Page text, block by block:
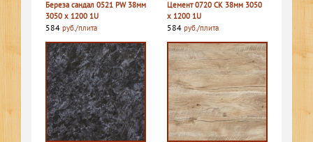
Береза сандал 0521 PW 38мм
3050 х 1200 1U
584 руб./плита
Цемент 0720 CK 38мм 3050
х 1200 1U
584 руб./плита